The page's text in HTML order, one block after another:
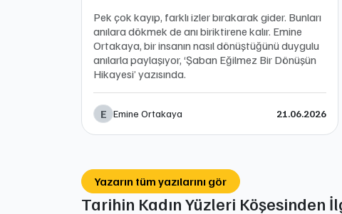
Pek çok kayıp, farklı izler bırakarak gider. Bunları
anılara dökmek de anı biriktirene kalır. Emine
Ortakaya, bir insanın nasıl dönüştüğünü duygulu
anılarla paylaşıyor, ‘Şaban Eğilmez Bir Dönüşün
Hikayesi’ yazısında.
E Emine Ortakaya 21.06.2026
Yazarın tüm yazılarını gör
Tarihin Kadın Yüzleri